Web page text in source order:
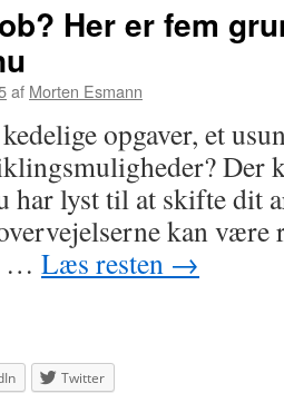
Her er fem
af Morten Esmann
opgaver, et
Der
har lyst til at skifte dit
kan være
… Læs resten →
Twitter